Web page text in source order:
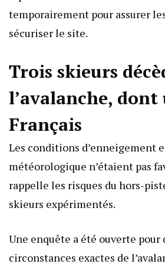
temporairement pour assurer
sécuriser le site.
Trois skieurs
l’avalanche, dont
Français
Les conditions d’enneigement
météorologique n’étaient pas
rappelle les risques du hors-
skieurs expérimentés.
Une enquête a été ouverte
circonstances exactes de